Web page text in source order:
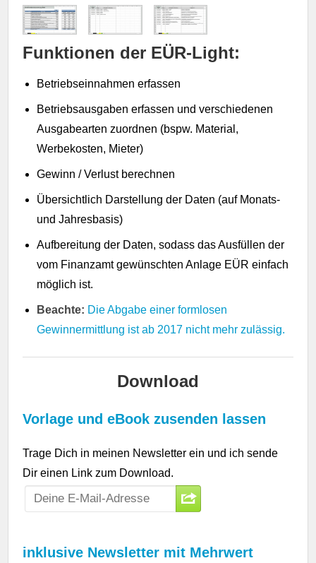
Funktionen der EÜR-Light:
Betriebseinnahmen erfassen
Betriebsausgaben erfassen und verschiedenen
Ausgabearten zuordnen (bspw. Material,
Werbekosten, Mieter)
Gewinn / Verlust berechnen
Übersichtlich Darstellung der Daten (auf Monats-
und Jahresbasis)
Aufbereitung der Daten, sodass das Ausfüllen der
vom Finanzamt gewünschten Anlage EÜR einfach
möglich ist.
Beachte: Die Abgabe einer formlosen
Gewinnermittlung ist ab 2017 nicht mehr zulässig.
Download
Vorlage und eBook zusenden lassen
Trage Dich in meinen Newsletter ein und ich sende
Dir einen Link zum Download.
inklusive Newsletter mit Mehrwert